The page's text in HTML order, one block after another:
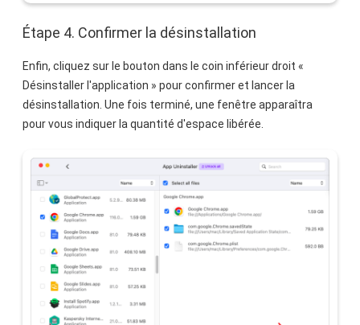
Étape 4. Confirmer la désinstallation
Enfin, cliquez sur le bouton dans le coin inférieur droit «
Désinstaller l'application » pour confirmer et lancer la
désinstallation. Une fois terminé, une fenêtre apparaîtra
pour vous indiquer la quantité d'espace libérée.